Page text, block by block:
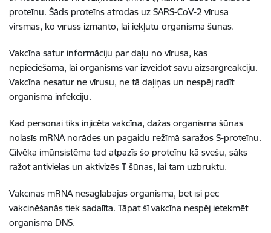
proteīnu. Šāds proteīns atrodas uz SARS-CoV-2 vīrusa
virsmas, ko vīruss izmanto, lai iekļūtu organisma šūnās.
Vakcīna satur informāciju par daļu no vīrusa, kas
nepieciešama, lai organisms var izveidot savu aizsargreakciju.
Vakcīna nesatur ne vīrusu, ne tā daļiņas un nespēj radīt
organismā infekciju.
Kad personai tiks injicēta vakcīna, dažas organisma šūnas
nolasīs mRNA norādes un pagaidu režīmā saražos S-proteīnu.
Cilvēka imūnsistēma tad atpazīs šo proteīnu kā svešu, sāks
ražot antivielas un aktivizēs T šūnas, lai tam uzbruktu.
Vakcīnas mRNA nesaglabājas organismā, bet īsi pēc
vakcinēšanās tiek sadalīta. Tāpat šī vakcīna nespēj ietekmēt
organisma DNS.